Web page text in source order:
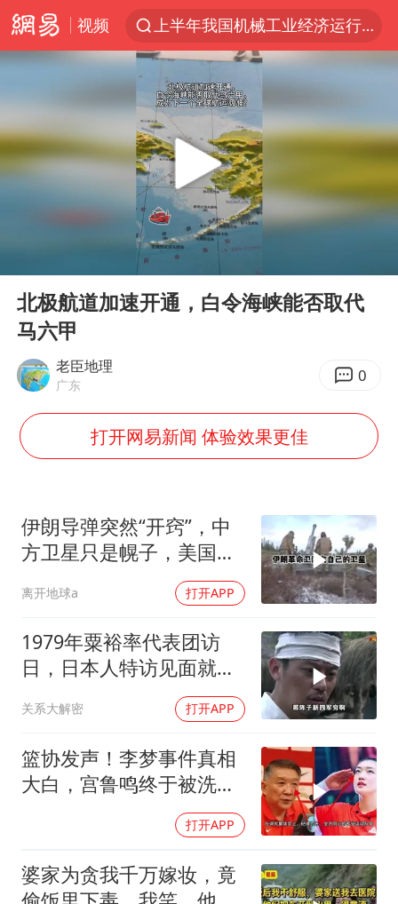
视频
上半年我国机械工业经济运行稳中有进
官方通报教师招聘笔试前13名被淘汰
台风白海豚加强
河南撤回“领导带薪错峰休假”通知
广东雷州通报特教老师招聘违规事件
“立秋的第一杯奶茶”又爆单了
A股三大股指收涨
宇树科技中一签需缴款7.54万元
“新疆阿勒泰八月能滑雪”不实
向鹏0-3不敌张本智和
DeepSeek投资宇树科技意味什么
公司“上四休三”但要降薪1000元
东方之约 相约未来
Play
北极航道加速开通，白令海峡能否取代
马六甲
老臣地理
广东 0
打开网易新闻 体验效果更佳
伊朗导弹突然“开窍”，中
方卫星只是幌子，美国真
离开地球a 打开APP
1979年粟裕率代表团访
日，日本人特访见面就喊
关系大解密 打开APP
篮协发声！李梦事件真相
大白，宫鲁鸣终于被洗清
打开APP
婆家为贪我千万嫁妆，竟